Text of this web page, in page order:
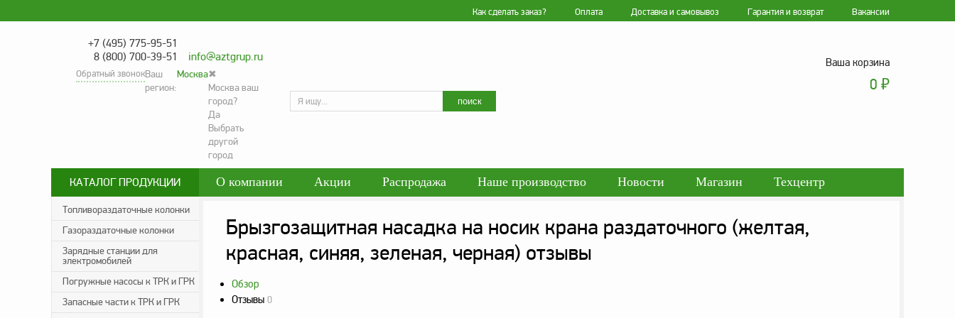
Как сделать заказ? Оплата Доставка и самовывоз Гарантия и возврат Вакансии
+7 (495) 775-95-51
8 (800) 700-39-51
info@aztgrup.ru
Обратный звонокВаш
регион:
Москва✖
Москва ваш
город?
Да
Выбрать
другой
город
Искать
поиск
Ваша корзина
0 ₽
КАТАЛОГ ПРОДУКЦИИ
Топливораздаточные колонки
Газораздаточные колонки
Зарядные станции для
электромобилей
Погружные насосы к ТРК и ГРК
Запасные части к ТРК и ГРК
О компании Акции Распродажа Наше производство Новости Магазин
Техцентр
Политика конфиденциальности персональных данных
Политика обработки персональных данных
Брызгозащитная насадка на носик крана раздаточного (желтая,
красная, синяя, зеленая, черная) отзывы
Обзор
Отзывы 0